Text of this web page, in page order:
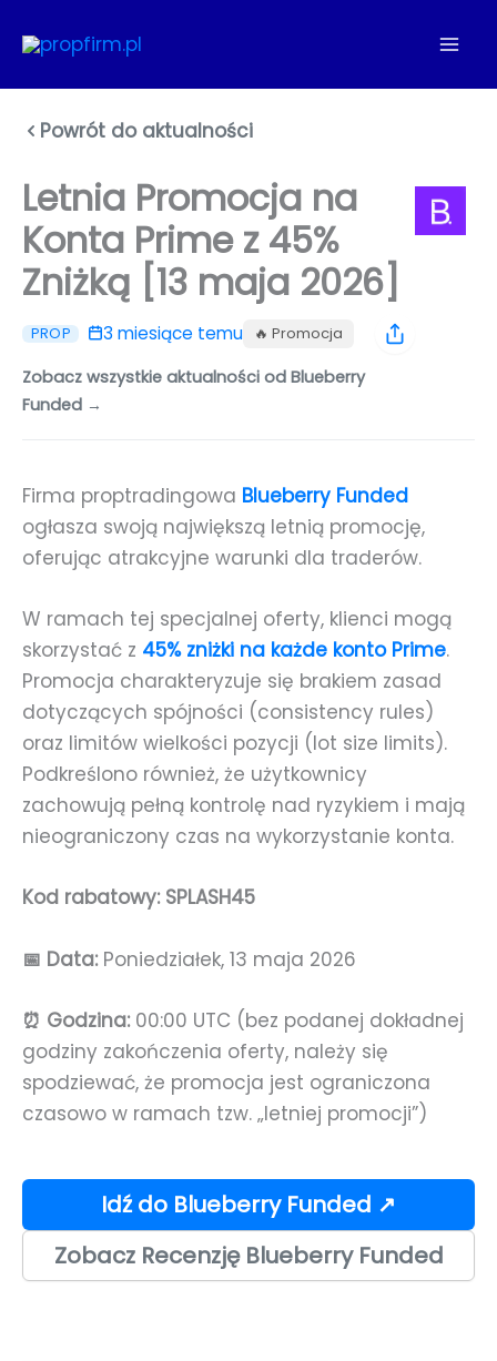
do
Powrót do aktualności
Letnia Promocja na
Konta Prime z 45%
Zniżką [13 maja 2026]
PROP 3 miesiące temu 🔥 Promocja
Zobacz wszystkie aktualności od Blueberry
Funded →
Firma proptradingowa Blueberry Funded
ogłasza swoją największą letnią promocję,
oferując atrakcyjne warunki dla traderów.
W ramach tej specjalnej oferty, klienci mogą
skorzystać z 45% zniżki na każde konto Prime.
Promocja charakteryzuje się brakiem zasad
dotyczących spójności (consistency rules)
oraz limitów wielkości pozycji (lot size limits).
Podkreślono również, że użytkownicy
zachowują pełną kontrolę nad ryzykiem i mają
nieograniczony czas na wykorzystanie konta.
Kod rabatowy: SPLASH45
📅 Data:Poniedziałek, 13 maja 2026
⏰ Godzina:00:00 UTC (bez podanej dokładnej
godziny zakończenia oferty, należy się
spodziewać, że promocja jest ograniczona
czasowo w ramach tzw. „letniej promocji”)
Idź do Blueberry Funded ↗
Zobacz Recenzję Blueberry Funded